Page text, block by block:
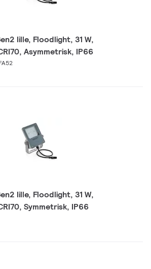
lille, Floodlight, 31 W,
Asymmetrisk, IP66
lille, Floodlight, 31 W,
Symmetrisk, IP66